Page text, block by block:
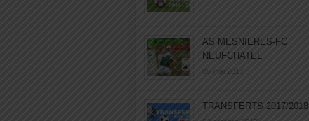
AS MESNIERES-FC
NEUFCHATEL
05 mai 2017
TRANSFERTS 2017/2018